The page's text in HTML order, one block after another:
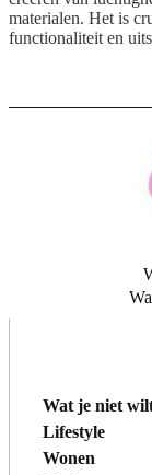
materialen. Het is
functionaliteit en
Wat je niet
Lifestyle
Wonen